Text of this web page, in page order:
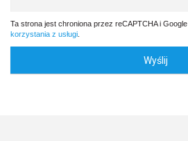
Ta strona jest chroniona przez reCAPTCHA i Google
korzystania z usługi
Wyślij